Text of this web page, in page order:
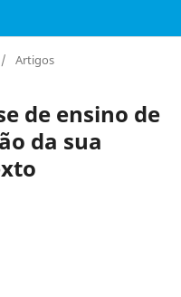
/ Artigos
de ensino de
da sua